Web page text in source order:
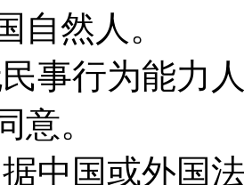
自然人。
事行为能力
意。
中国或外国